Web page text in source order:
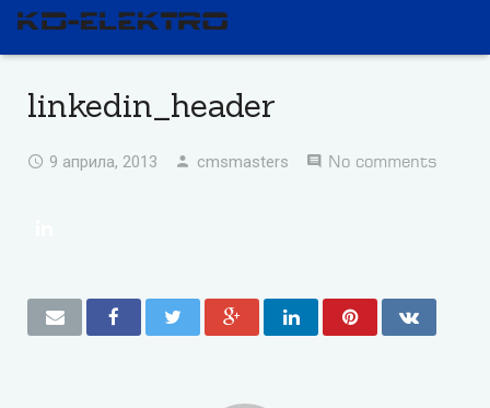
linkedin_header
9 априла, 2013 cmsmasters No comments